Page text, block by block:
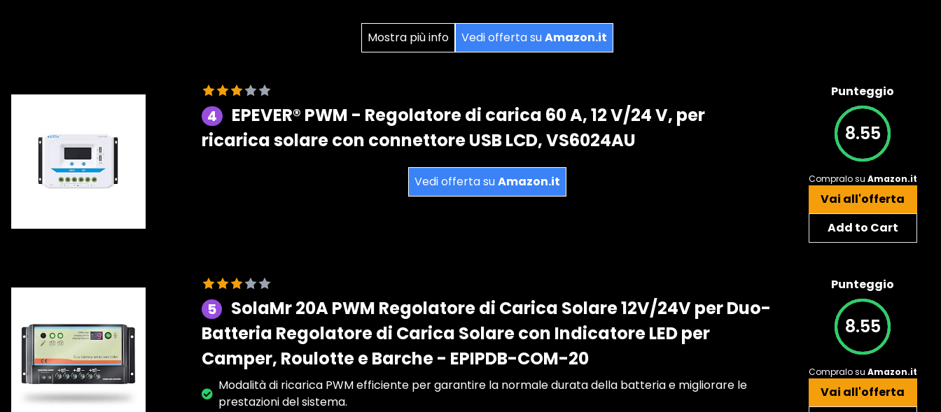
Mostra più info Vedi offerta suAmazon.it
4
EPEVER® PWM - Regolatore di carica 60 A, 12 V/24 V, per
ricarica solare con connettore USB LCD, VS6024AU
Vedi offerta suAmazon.it
Punteggio
8.55
Compralo su Amazon.it
Vai all'offerta
Add to Cart
5
SolaMr 20A PWM Regolatore di Carica Solare 12V/24V per Duo-
Batteria Regolatore di Carica Solare con Indicatore LED per
Camper, Roulotte e Barche - EPIPDB-COM-20
Modalità di ricarica PWM efficiente per garantire la normale durata della batteria e migliorare le
prestazioni del sistema.
Punteggio
8.55
Compralo su Amazon.it
Vai all'offerta